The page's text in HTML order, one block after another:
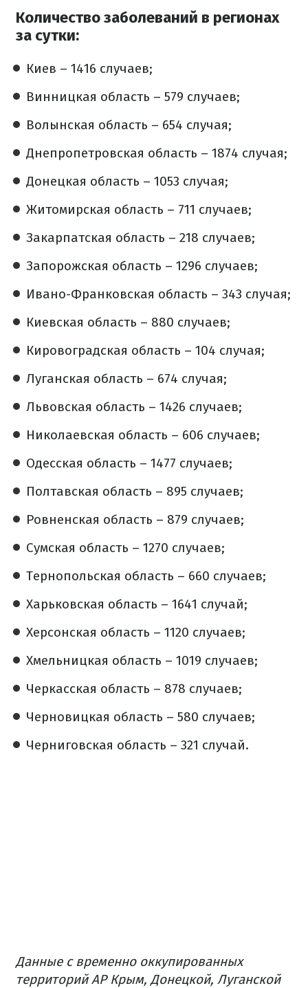
Количество заболеваний в регионах
за сутки:
Киев – 1416 случаев;
Винницкая область – 579 случаев;
Волынская область – 654 случая;
Днепропетровская область – 1874 случая;
Донецкая область – 1053 случая;
Житомирская область – 711 случаев;
Закарпатская область – 218 случаев;
Запорожская область – 1296 случаев;
Ивано-Франковская область – 343 случая;
Киевская область – 880 случаев;
Кировоградская область – 104 случая;
Луганская область – 674 случая;
Львовская область – 1426 случаев;
Николаевская область – 606 случаев;
Одесская область – 1477 случаев;
Полтавская область – 895 случаев;
Ровненская область – 879 случаев;
Сумская область – 1270 случаев;
Тернопольская область – 660 случаев;
Харьковская область – 1641 случай;
Херсонская область – 1120 случаев;
Хмельницкая область – 1019 случаев;
Черкасская область – 878 случаев;
Черновицкая область – 580 случаев;
Черниговская область – 321 случай.
Данные с временно оккупированных
территорий АР Крым, Донецкой, Луганской